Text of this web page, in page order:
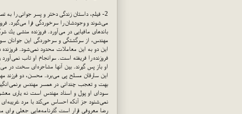
2- فیلم،‌ داستان زندگی دختر و پسر جوانی را
می‌شوند و وجودشان را سرخوردگی فرا می‌گیرد.
باندهای مافیایی در می‌آورد. فروزنده منشی یك
مهندس، از سرگشتگی و سرخوردگی این جوانان
این دو به این معاملات محدود نمی‌شود.
فروزنده را فریفته است. سرانجام او تاب
او باز پس گیرند. بین آنها مشاجره‌ای سخت در
این سارقان مسلح پی می‌برد. محسن، دو فرزند
بهت و تعجب چندانی در همسر مهندس
سودای او پول و اسناد مهندس است نه یاری
نمی‌شنود جز آنكه احساس می‌كند با مرد
رضا معروفی قرار است گذرنامه‌هایی جعلی برای